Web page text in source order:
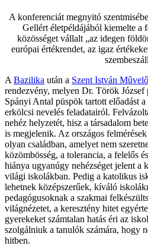
A konferenciát megnyitó
Gellért életpéldájából kiemelte a
közösséget vállalt „az idegen
európai értékrendet, az igaz
A Bazilika után a Szent István
rendezvény, melyen Dr. Török József
Spányi Antal püspök tartott előadást
erkölcsi nevelés feladatairól.
nehéz helyzetét, hisz a társadalom
is megjelenik. Az országos
olyan családban, amelyet nem
közömbösség, a tolerancia, a felelős
hiánya ugyanúgy nehézséget jelent a
világi iskolákban. Pedig a katolikus
lehetnek középszerűek, kíváló
pedagógusoknak a szakmai
világnézetet, a keresztény hitet
gyerekeket számtalan hatás éri az
szolgálniuk a tanulók számára, hogy
hitben.